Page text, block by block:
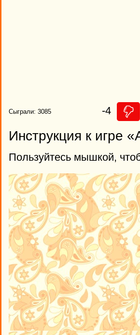
Сыграли: 3085 -4
Инструкция к игре
Пользуйтесь мышкой,